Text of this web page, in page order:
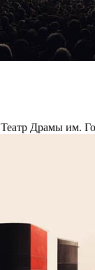
Театр Драмы им.